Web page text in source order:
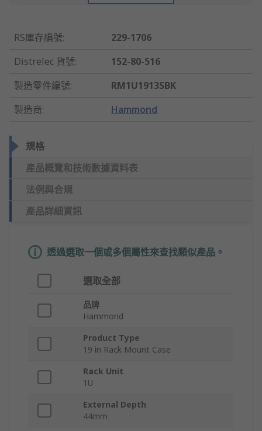
RS庫存編號:
229-1706
Distrelec 貨號:
152-80-516
製造零件編號:
RM1U1913SBK
製造商: Hammond
規格
產品概覽和技術數據資料表
法例與合規
產品詳細資訊
透過選取一個或多個屬性來查找類似產品。
選取全部
品牌
Hammond
Product Type
19 in Rack Mount Case
Rack Unit
1U
External Depth
44mm